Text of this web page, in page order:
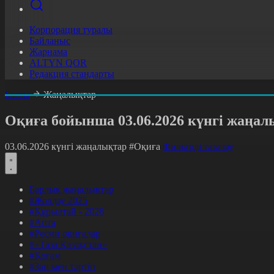
Корпорация туралы
Байланыс
Жарнама
ALTYN QOR
Редакция стандарты
Басты
Жаңалықтар
Оқиға бойынша 03.06.2026 күнгі
03.06.2026 күнгі жаңалықтар #Оқиға Фильтрді тазалау
Барлық жаңалықтар
#Жолдау 2025
#Құрылтай - 2026
#Апта
#Ресми оқиғалар
#«Таза Қазақстан»
#Қоғам
#Заң мен тәртіп